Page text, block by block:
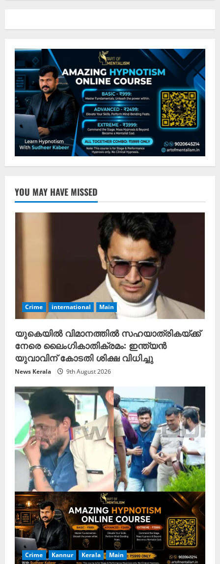
YOU MAY HAVE MISSED
Crime international Main
യുകെയിൽ വിമാനത്തിൽ സഹയാത്രികയ്ക്ക്
നേരെ ലൈംഗികാതിക്രമം: ഇന്ത്യൻ
യുവാവിന് കോടതി ശിക്ഷ വിധിച്ചു
News Kerala 9th August 2026
Crime Kannur Kerala Main